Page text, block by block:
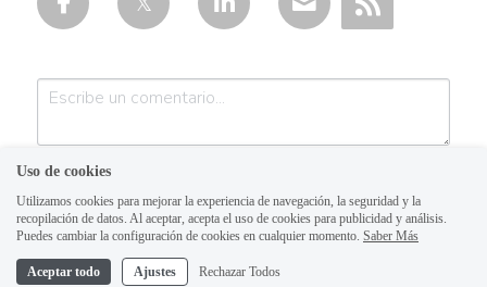
Auxiliar de cajas
Auxiliar de Limpieza
Auxiliar de Logística de Patio
Auxiliar de mantenimiento
Uso de cookies
Utilizamos cookies para mejorar la experiencia de navegación, la seguridad y la
recopilación de datos. Al aceptar, acepta el uso de cookies para publicidad y análisis.
Puedes cambiar la configuración de cookies en cualquier momento. Saber Más
Aceptar todo Ajustes Rechazar Todos